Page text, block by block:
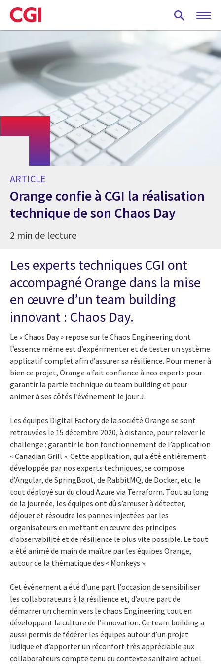
Skip
to
main
ARTICLE
Orange confie à CGI la réalisation
technique de son Chaos Day
2 min de lecture
Les experts techniques CGI ont
accompagné Orange dans la mise
en œuvre d’un team building
innovant : Chaos Day.
Le « Chaos Day » repose sur le Chaos Engineering dont
l’essence même est d’expérimenter et de tester un système
applicatif complet afin d’assurer sa résilience. Pour mener à
bien ce projet, Orange a fait confiance à nos experts pour
garantir la partie technique du team building et pour
animer à ses côtés l’événement le jour J.
Les équipes Digital Factory de la société Orange se sont
retrouvées le 15 décembre 2020, à distance, pour relever le
challenge : garantir le bon fonctionnement de l’application
« Canadian Grill ». Cette application, qui a été entièrement
développée par nos experts techniques, se compose
d’Angular, de SpringBoot, de RabbitMQ, de Docker, etc. le
tout déployé sur du cloud Azure via Terraform. Tout au long
de la journée, les équipes ont dû s’amuser à détecter,
déjouer et résoudre les pannes injectées par les
organisateurs en mettant en œuvre des principes
d’observabilité et de résilience le plus vite possible. Le tout
a été animé de main de maître par les équipes Orange,
autour de la thématique des « Monkeys ».
Cet évènement a été d’une part l’occasion de sensibiliser
les collaborateurs à la résilience et, d’autre part de
démarrer un chemin vers le chaos Engineering tout en
développant la culture de l’innovation. Ce team building a
aussi permis de fédérer les équipes autour d’un projet
ludique et d’apporter un réconfort très appréciable aux
collaborateurs compte tenu du contexte sanitaire actuel.